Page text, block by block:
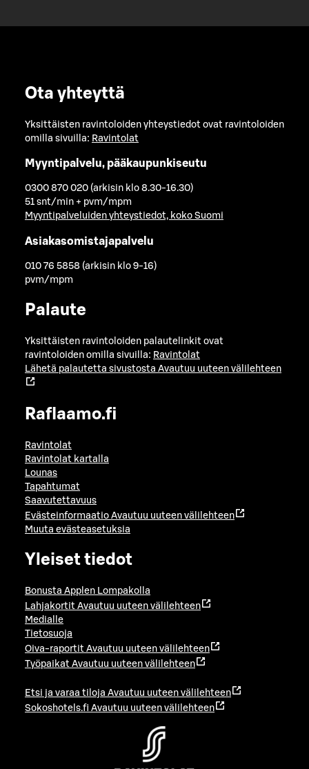
Ota yhteyttä
Yksittäisten ravintoloiden yhteystiedot ovat ravintoloiden
omilla sivuilla: Ravintolat
Myyntipalvelu, pääkaupunkiseutu
0300 870 020 (arkisin klo 8.30-16.30)
51 snt/min + pvm/mpm
Myyntipalveluiden yhteystiedot, koko Suomi
Asiakasomistajapalvelu
010 76 5858 (arkisin klo 9-16)
pvm/mpm
Palaute
Yksittäisten ravintoloiden palautelinkit ovat
ravintoloiden omilla sivuilla: Ravintolat
Lähetä palautetta sivustosta Avautuu uuteen välilehteen
Raflaamo.fi
Ravintolat
Ravintolat kartalla
Lounas
Tapahtumat
Saavutettavuus
Evästeinformaatio Avautuu uuteen välilehteen
Muuta evästeasetuksia
Yleiset tiedot
Bonusta Applen Lompakolla
Lahjakortit Avautuu uuteen välilehteen
Medialle
Tietosuoja
Oiva-raportit Avautuu uuteen välilehteen
Työpaikat Avautuu uuteen välilehteen
Etsi ja varaa tiloja Avautuu uuteen välilehteen
Sokoshotels.fi Avautuu uuteen välilehteen